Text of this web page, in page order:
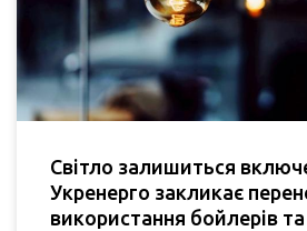
Світло залишиться
Укренерго закликає
використання бойлерів